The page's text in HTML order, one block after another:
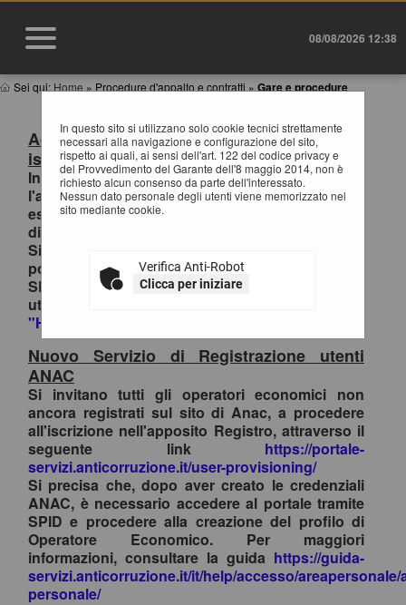
08/08/2026 12:38
Sei qui: Home » Procedure d'appalto e contratti » Gare e procedure
In questo sito si utilizzano solo cookie tecnici strettamente
necessari alla navigazione e configurazione del sito,
rispetto ai quali, ai sensi dell'art. 122 del codice privacy e
del Provvedimento del Garante dell'8 maggio 2014, non è
richiesto alcun consenso da parte dell'interessato.
Nessun dato personale degli utenti viene memorizzato nel
sito mediante cookie.
Verifica Anti-Robot
Clicca per iniziare
Accesso al Portale Gare con SPID/CIE:
istruzioni
In ottemperanza alle normative vigenti AgID,
l'accesso al portale gare è consentito
esclusivamente tramite i sistemi di identità
digitale.
Si invitano pertanto gli OO.EE. registrati al
portale che effettuano il primo accesso con
SPID/CIE, ad inviare la richiesta di collegamento
utenza-SPID esclusivamente tramite la funzione
"HELP DESK OPERATORI ECONOMICI
Nuovo Servizio di Registrazione utenti
ANAC
Si invitano tutti gli operatori economici non
ancora registrati sul sito di Anac, a procedere
all'iscrizione nell'apposito Registro, attraverso il
seguente link https://portale-
servizi.anticorruzione.it/user-provisioning/
Si precisa che, dopo aver creato le credenziali
ANAC, è necessario accedere al portale tramite
SPID e procedere alla creazione del profilo di
Operatore Economico. Per maggiori
informazioni, consultare la guida https://guida-
servizi.anticorruzione.it/it/help/accesso/areapersonale/
personale/